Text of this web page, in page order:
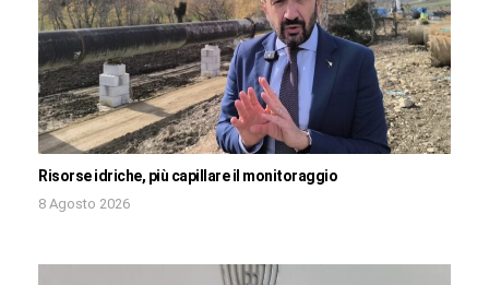
Risorse idriche, più capillare il monitoraggio
8 Agosto 2026